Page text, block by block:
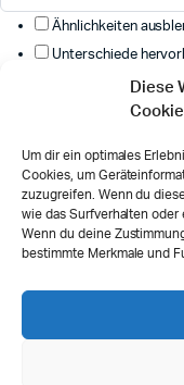
Diese
Um dir ein optimales
Cookies, um
zuzugreifen. Wenn du
wie das Surfverhalten oder
Wenn du deine
bestimmte Merkmale und
Ähnlichkeiten
Unterschiede
Wählen Sie die
anzuordnen.
Bild
Art.-Nr
Bewertung
Preis